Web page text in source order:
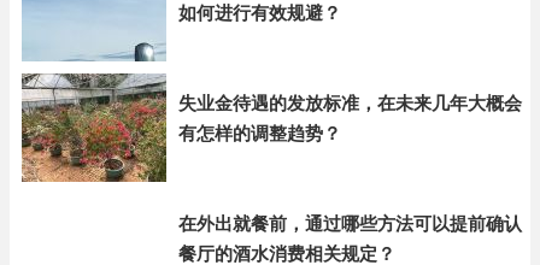
如何进行有效规避？
失业金待遇的发放标准，在未来几年大概会
有怎样的调整趋势？
在外出就餐前，通过哪些方法可以提前确认
餐厅的酒水消费相关规定？